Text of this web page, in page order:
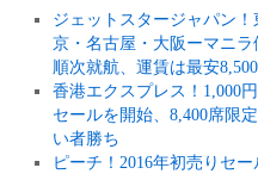
ジェットスタージャパン！
京・名古屋・大阪ーマニラ
順次就航、運賃は最安
香港エクスプレス！1,000
セールを開始、8,400席限
い者勝ち
ピーチ！2016年初売りセー